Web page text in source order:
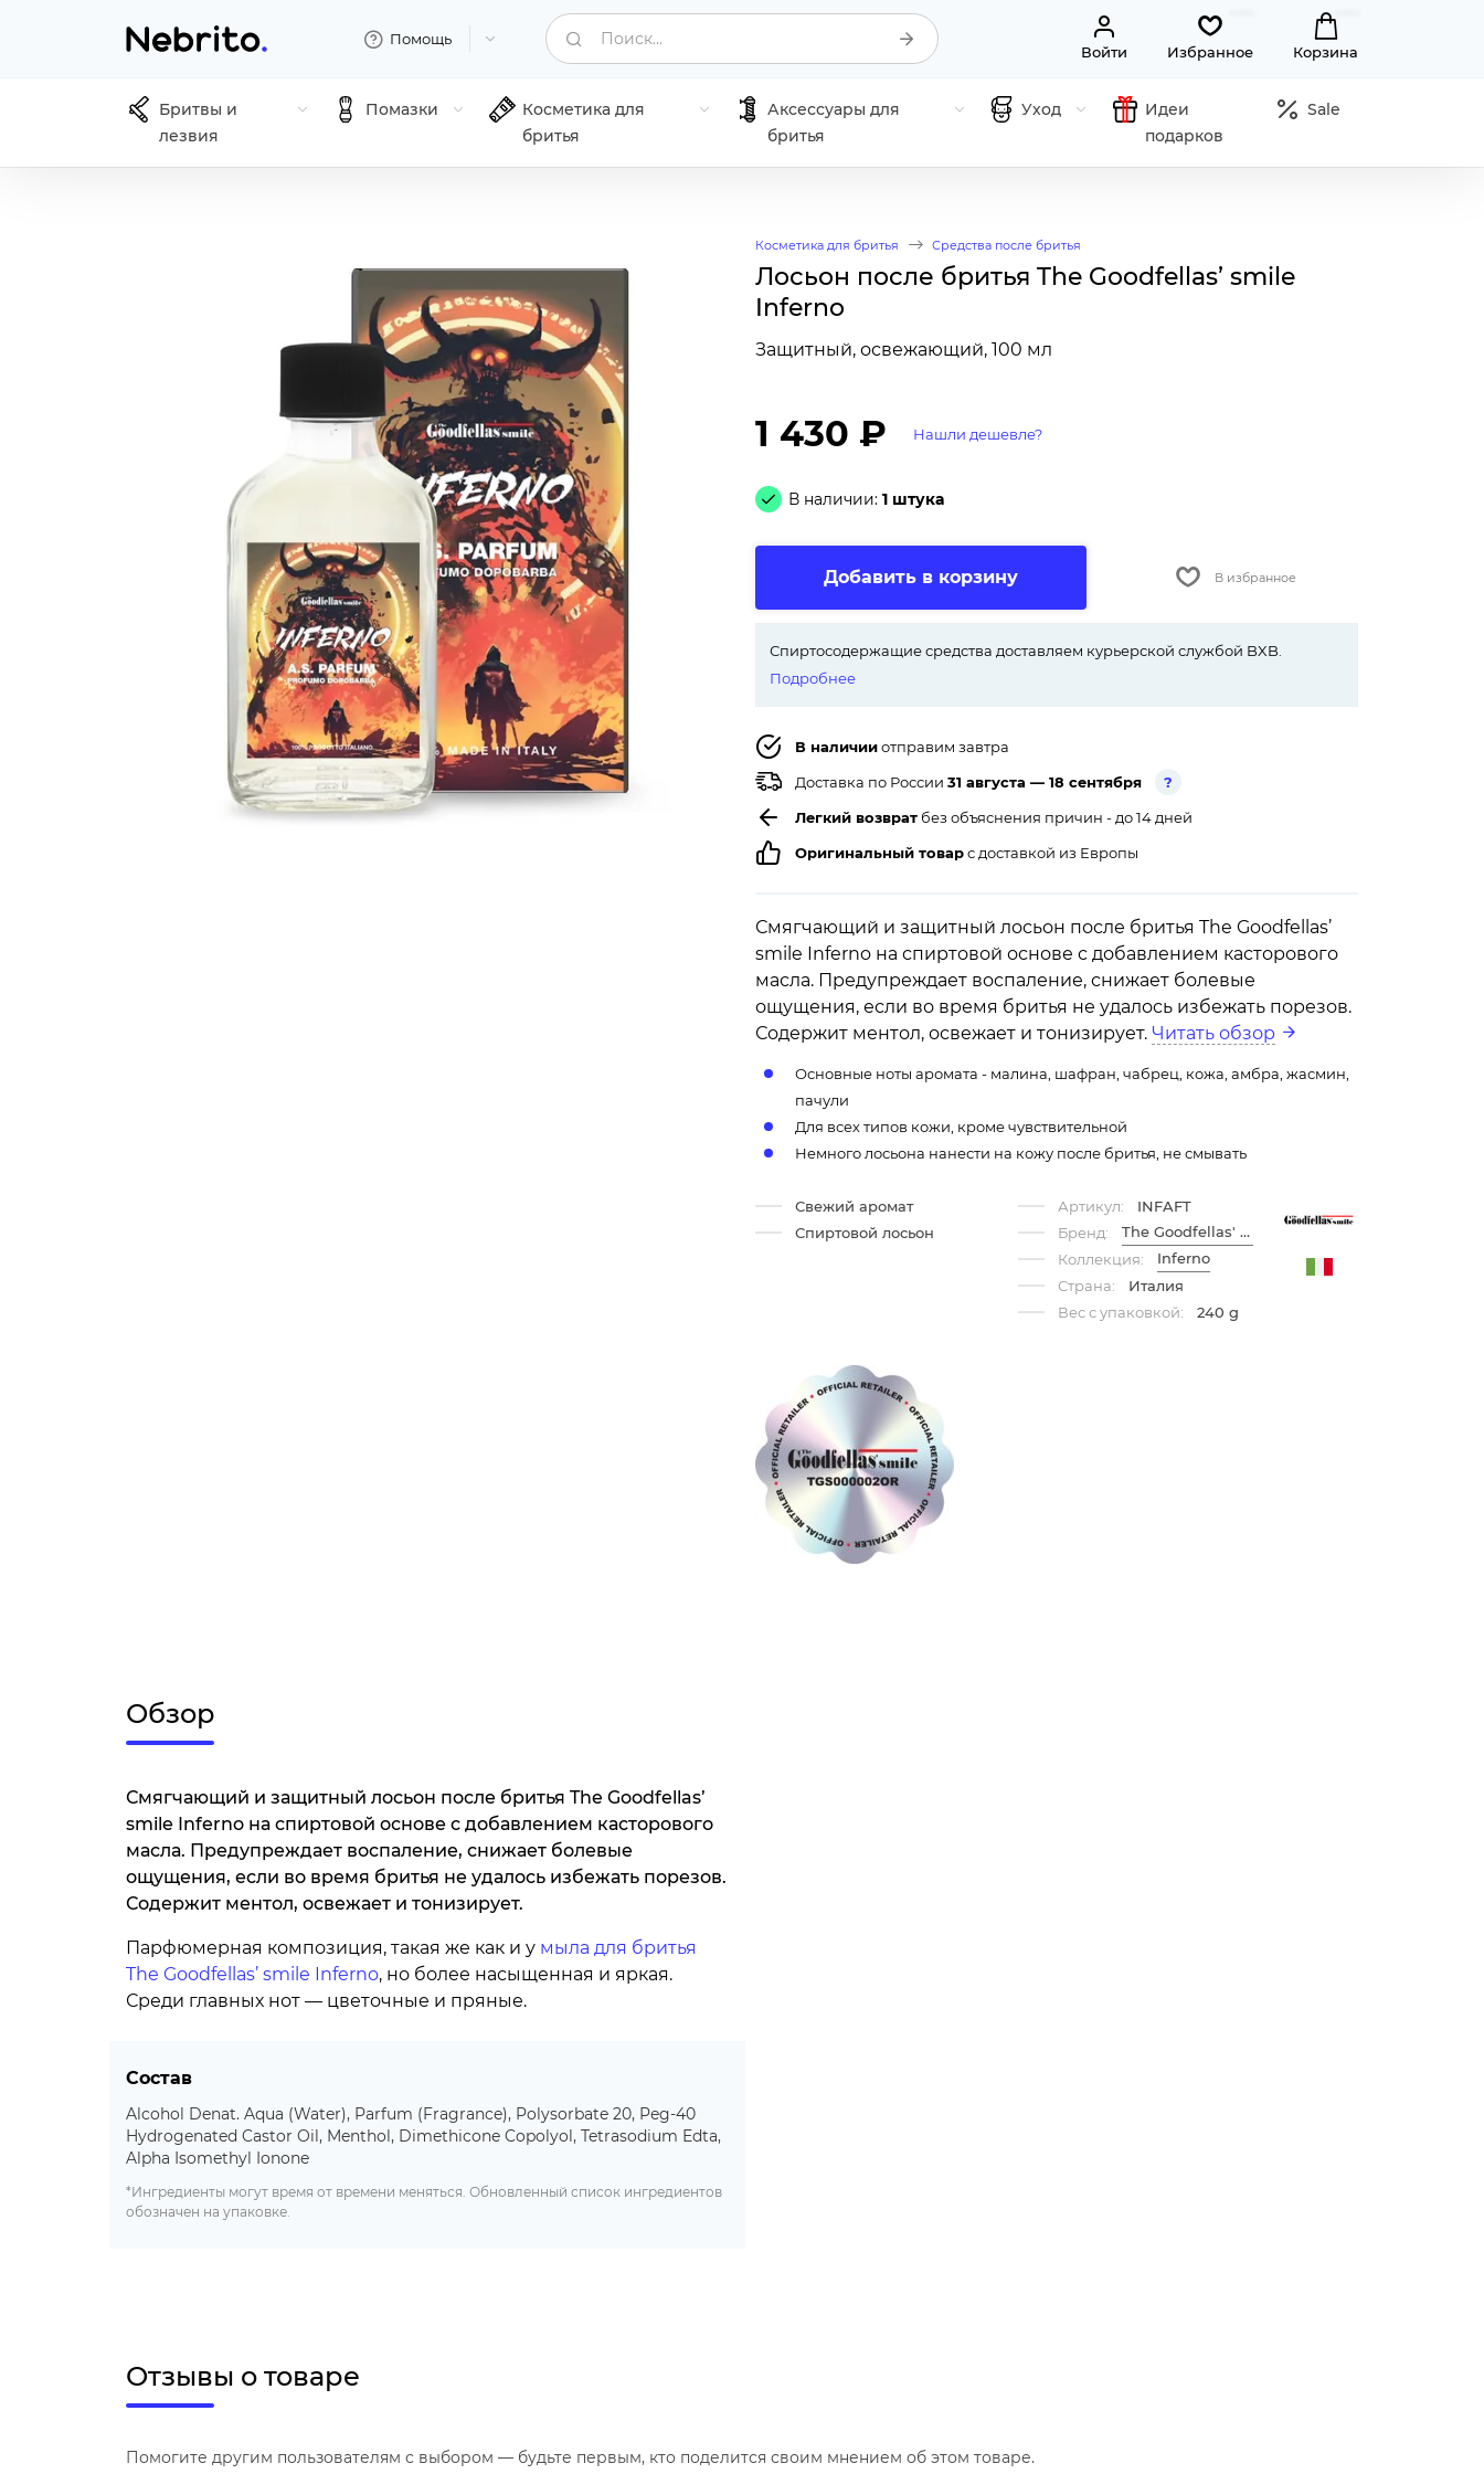
Помощь Поиск...
Войти Избранное Корзина
Бритвы и
лезвия
Помазки
Косметика для
бритья
Аксессуары для
бритья
Уход
Идеи
подарков
Sale
Косметика для бритья Средства после бритья
Лосьон после бритья The Goodfellas’ smile
Inferno
Защитный, освежающий, 100 мл
1 430 ₽ Нашли дешевле?
В наличии: 1 штука
Добавить в корзину В избранное
Спиртосодержащие средства доставляем курьерской службой BXB.
Подробнее
В наличииотправим завтра
Доставка по России 31 августа — 18 сентября
?
Легкий возврат без объяснения причин - до 14 дней
Оригинальный товарс доставкой из Европы
Смягчающий и защитный лосьон после бритья The Goodfellas’
smile Inferno на спиртовой основе с добавлением касторового
масла. Предупреждает воспаление, снижает болевые
ощущения, если во время бритья не удалось избежать порезов.
Содержит ментол, освежает и тонизирует. Читать обзор
Основные ноты аромата - малина, шафран, чабрец, кожа, амбра, жасмин,
пачули
Для всех типов кожи, кроме чувствительной
Немного лосьона нанести на кожу после бритья, не смывать
Свежий аромат
Спиртовой лосьон
Артикул:
INFAFT
Бренд:
The Goodfellas' Smile
Коллекция:
Inferno
Страна:
Италия
Вес с упаковкой:
240 g
Обзор
Смягчающий и защитный лосьон после бритья The Goodfellas’
smile Inferno на спиртовой основе с добавлением касторового
масла. Предупреждает воспаление, снижает болевые
ощущения, если во время бритья не удалось избежать порезов.
Содержит ментол, освежает и тонизирует.
Парфюмерная композиция, такая же как и у мыла для бритья
The Goodfellas’ smile Inferno, но более насыщенная и яркая.
Среди главных нот — цветочные и пряные.
Состав
Alcohol Denat. Aqua (Water), Parfum (Fragrance), Polysorbate 20, Peg-40
Hydrogenated Castor Oil, Menthol, Dimethicone Copolyol, Tetrasodium Edta,
Alpha Isomethyl Ionone
*Ингредиенты могут время от времени меняться. Обновленный список ингредиентов
обозначен на упаковке.
Отзывы о товаре
Помогите другим пользователям с выбором — будьте первым, кто поделится своим мнением об этом товаре.